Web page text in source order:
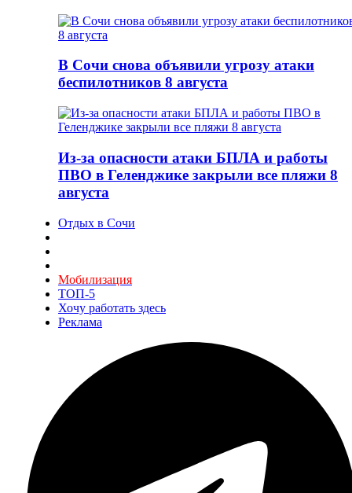
В Сочи снова объявили угрозу атаки
беспилотников 8 августа
Из-за опасности атаки БПЛА и работы
ПВО в Геленджике закрыли все пляжи 8
августа
Отдых в Сочи
Мобилизация
ТОП-5
Хочу работать здесь
Реклама